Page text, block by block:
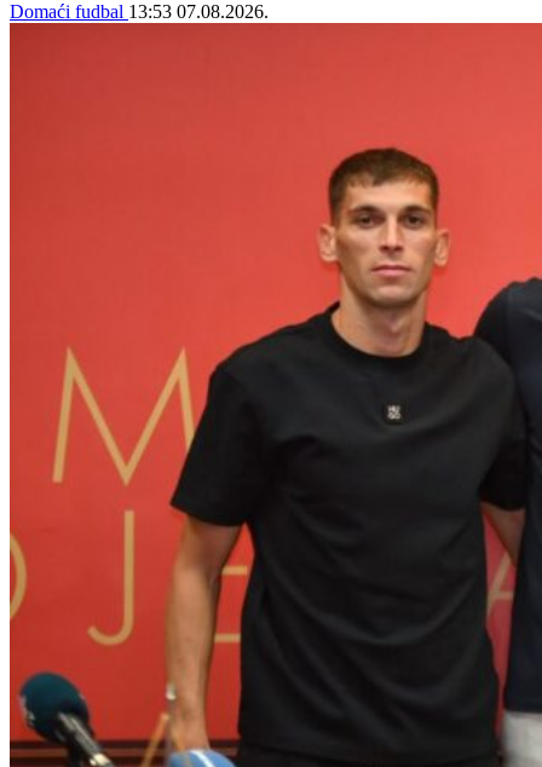
Domaći fudbal 13:53 07.08.2026.